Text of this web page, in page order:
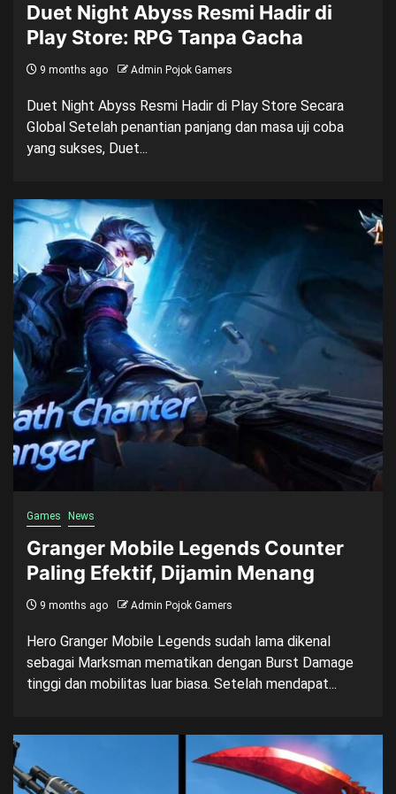
Duet Night Abyss Resmi Hadir di
Play Store: RPG Tanpa Gacha
9 months ago Admin Pojok Gamers
Duet Night Abyss Resmi Hadir di Play Store Secara
Global Setelah penantian panjang dan masa uji coba
yang sukses, Duet...
Games News
Granger Mobile Legends Counter
Paling Efektif, Dijamin Menang
9 months ago Admin Pojok Gamers
Hero Granger Mobile Legends sudah lama dikenal
sebagai Marksman mematikan dengan Burst Damage
tinggi dan mobilitas luar biasa. Setelah mendapat...